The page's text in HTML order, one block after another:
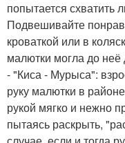
попытается схватить
Подвешивайте
кроваткой или в
малютки могла до неё
- "Киса - Мурыса":
руку малютки в
рукой мягко и нежно
пытаясь раскрыть,